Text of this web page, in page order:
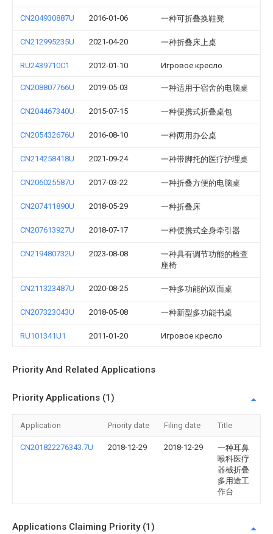
CN204930887U 2016-01-06 一种可折叠换鞋凳
CN212995235U 2021-04-20 一种折叠床上桌
RU2439710C1 2012-01-10 Игровое кресло
CN208807766U 2019-05-03 一种适用于宿舍的电脑桌
CN204467340U 2015-07-15 一种便携式折叠桌包
CN205432676U 2016-08-10 一种两用办公桌
CN214258418U 2021-09-24 一种带脚托的医疗护理桌
CN206025587U 2017-03-22 一种折叠方便的电脑桌
CN207411890U 2018-05-29 一种折叠床
CN207613927U 2018-07-17 一种便携式全身牵引器
CN219480732U 2023-08-08
一种具有调节功能的检查
座椅
CN211323487U 2020-08-25 一种多功能的双面桌
CN207323043U 2018-05-08 一种新型多功能书桌
RU101341U1 2011-01-20 Игровое кресло
Priority And Related Applications
Priority Applications (1)
Application Priority date Filing date Title
CN201822276343.7U 2018-12-29 2018-12-29
一种耳鼻
喉科医疗
器械折叠
多用途工
作台
Applications Claiming Priority (1)